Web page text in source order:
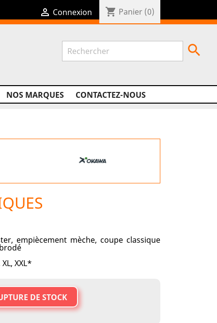
 Connexion shopping_cart Panier (0)
NOS MARQUES CONTACTEZ-NOUS

empiècement mèche, coupe classique
XXL*
DE STOCK